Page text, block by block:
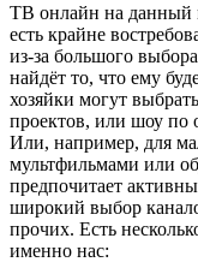
ТВ онлайн на данный
есть крайне
из-за большого
найдёт то, что ему
хозяйки могут
проектов, или шоу по
Или, например, для
мультфильмами или
предпочитает
широкий выбор
прочих. Есть
именно нас: